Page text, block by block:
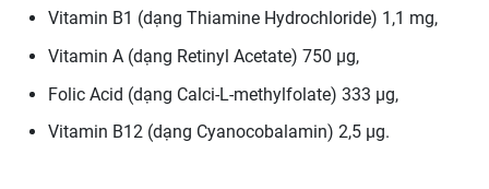
Vitamin B1 (dạng Thiamine Hydrochloride) 1,1 mg,
Vitamin A (dạng Retinyl Acetate) 750 µg,
Folic Acid (dạng Calci-L-methylfolate) 333 µg,
Vitamin B12 (dạng Cyanocobalamin) 2,5 µg.